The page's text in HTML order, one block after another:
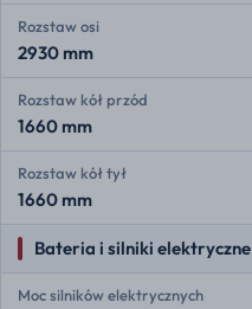
Rozstaw osi
2930 mm
Rozstaw kół przód
1660 mm
Rozstaw kół tył
1660 mm
Bateria i silniki elektryczne
Moc silników elektrycznych